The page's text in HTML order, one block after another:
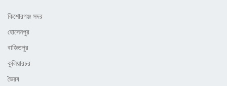
কিশোরগঞ্জ সদর
হোসেনপুর
বাজিতপুর
কুলিয়ারচর
ভৈরব